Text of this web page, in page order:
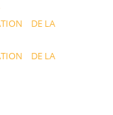
DE LA
DE LA